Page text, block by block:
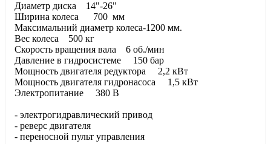
Диаметр диска 14"-26"
Ширина колеса 700 мм
Максимальний диаметр колеса-1200 мм.
Вес колеса 500 кг
Скорость вращения вала 6 об./мин
Давление в гидросистеме 150 бар
Мощность двигателя редуктора 2,2 кВт
Мощность двигателя гидронасоса 1,5 кВт
Электропитание 380 В
- электрогидравлический привод
- реверс двигателя
- переносной пульт управления